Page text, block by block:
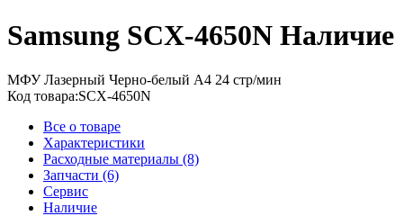
Samsung SCX-4650N Наличие
МФУ Лазерный Черно-белый A4 24 стр/мин
Код товара:SCX-4650N
Все о товаре
Характеристики
Расходные материалы (8)
Запчасти (6)
Сервис
Наличие